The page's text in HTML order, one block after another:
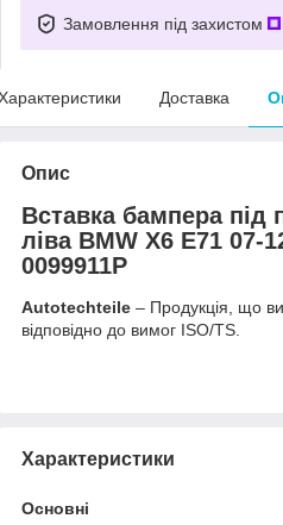
Замовлення під захистом
Доставка
Опис
Вставка бампера під
ліва BMW X6 E71 07-
0099911P
Autotechteile – Продукція, що
відповідно до вимог ISO/TS.
Характеристики
Основні